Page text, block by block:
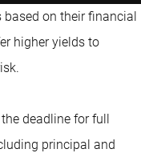
on their financial
higher yields to
deadline for full
principal and